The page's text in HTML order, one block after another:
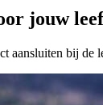
jouw
aansluiten bij de